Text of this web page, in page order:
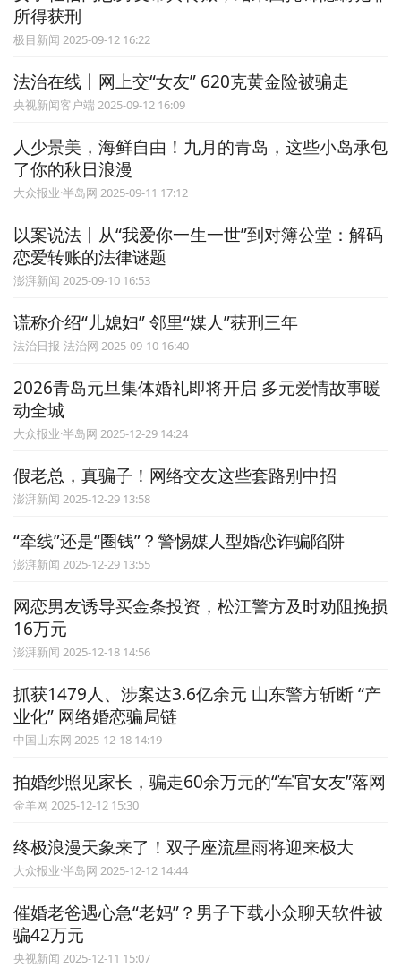
所得获刑
极目新闻 2025-09-12 16:22
法治在线丨网上交“女友” 620克黄金险被骗走
央视新闻客户端 2025-09-12 16:09
人少景美，海鲜自由！九月的青岛，这些小岛承包
了你的秋日浪漫
大众报业·半岛网 2025-09-11 17:12
以案说法丨从“我爱你一生一世”到对簿公堂：解码
恋爱转账的法律谜题
澎湃新闻 2025-09-10 16:53
谎称介绍“儿媳妇” 邻里“媒人”获刑三年
法治日报-法治网 2025-09-10 16:40
2026青岛元旦集体婚礼即将开启 多元爱情故事暖
动全城
大众报业·半岛网 2025-12-29 14:24
假老总，真骗子！网络交友这些套路别中招
澎湃新闻 2025-12-29 13:58
“牵线”还是“圈钱”？警惕媒人型婚恋诈骗陷阱
澎湃新闻 2025-12-29 13:55
网恋男友诱导买金条投资，松江警方及时劝阻挽损
16万元
澎湃新闻 2025-12-18 14:56
抓获1479人、涉案达3.6亿余元 山东警方斩断 “产
业化” 网络婚恋骗局链
中国山东网 2025-12-18 14:19
拍婚纱照见家长，骗走60余万元的“军官女友”落网
金羊网 2025-12-12 15:30
终极浪漫天象来了！双子座流星雨将迎来极大
大众报业·半岛网 2025-12-12 14:44
催婚老爸遇心急“老妈”？男子下载小众聊天软件被
骗42万元
央视新闻 2025-12-11 15:07